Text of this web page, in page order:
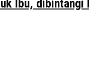
Ibu, dibintangi